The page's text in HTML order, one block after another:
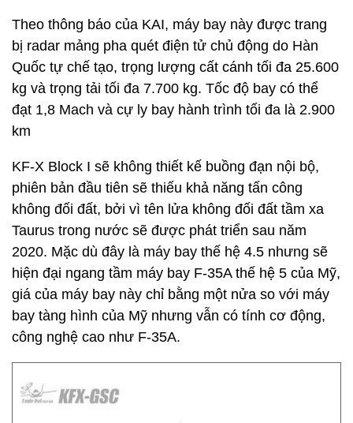
Theo thông báo của KAI, máy bay này được trang
bị radar mảng pha quét điện tử chủ động do Hàn
Quốc tự chế tạo, trọng lượng cất cánh tối đa 25.600
kg và trọng tải tối đa 7.700 kg. Tốc độ bay có thể
đạt 1,8 Mach và cự ly bay hành trình tối đa là 2.900
km
KF-X Block I sẽ không thiết kế buồng đạn nội bộ,
phiên bản đầu tiên sẽ thiếu khả năng tấn công
không đối đất, bởi vì tên lửa không đối đất tầm xa
Taurus trong nước sẽ được phát triển sau năm
2020. Mặc dù đây là máy bay thế hệ 4.5 nhưng sẽ
hiện đại ngang tầm máy bay F-35A thế hệ 5 của Mỹ,
giá của máy bay này chỉ bằng một nửa so với máy
bay tàng hình của Mỹ nhưng vẫn có tính cơ động,
công nghệ cao như F-35A.